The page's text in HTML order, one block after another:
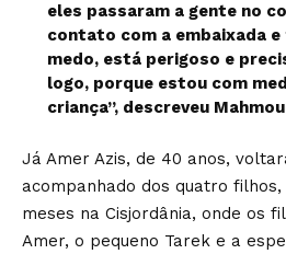
eles passaram a gente no
contato com a embaixada
medo, está perigoso e
logo, porque estou com
criança”, descreveu
Já Amer Azis, de 40 anos,
acompanhado dos quatro
meses na Cisjordânia, onde os
Amer, o pequeno Tarek e a